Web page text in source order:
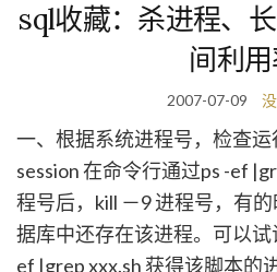
sql收藏：杀进程、
间利
2007-07-09
一、根据系统进程号，检查
session 在命令行通过ps -ef
程号后，kill －9 进程号，有
据库中还存在该进程。可以试
ef |grep xxx.sh 获得该脚本的